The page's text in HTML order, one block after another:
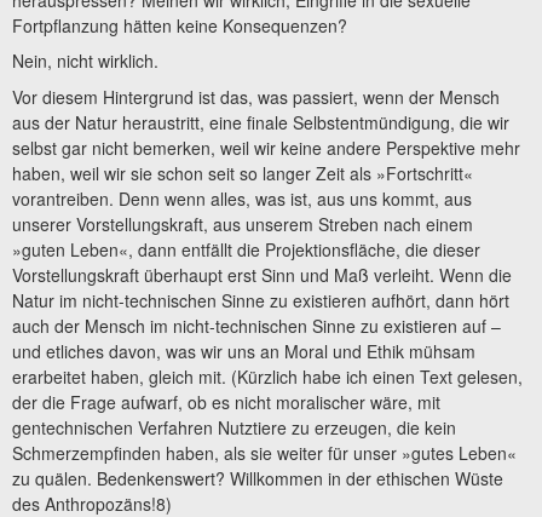
Fortpflanzung hätten keine Konsequenzen?
Nein, nicht wirklich.
Vor diesem Hintergrund ist das, was passiert, wenn der Mensch
aus der Natur heraustritt, eine finale Selbstentmündigung, die wir
selbst gar nicht bemerken, weil wir keine andere Perspektive mehr
haben, weil wir sie schon seit so langer Zeit als »Fortschritt«
vorantreiben. Denn wenn alles, was ist, aus uns kommt, aus
unserer Vorstellungskraft, aus unserem Streben nach einem
»guten Leben«, dann entfällt die Projektionsfläche, die dieser
Vorstellungskraft überhaupt erst Sinn und Maß verleiht. Wenn die
Natur im nicht-technischen Sinne zu existieren aufhört, dann hört
auch der Mensch im nicht-technischen Sinne zu existieren auf –
und etliches davon, was wir uns an Moral und Ethik mühsam
erarbeitet haben, gleich mit. (Kürzlich habe ich einen Text gelesen,
der die Frage aufwarf, ob es nicht moralischer wäre, mit
gentechnischen Verfahren Nutztiere zu erzeugen, die kein
Schmerzempfinden haben, als sie weiter für unser »gutes Leben«
zu quälen. Bedenkenswert? Willkommen in der ethischen Wüste
des Anthropozäns!8)